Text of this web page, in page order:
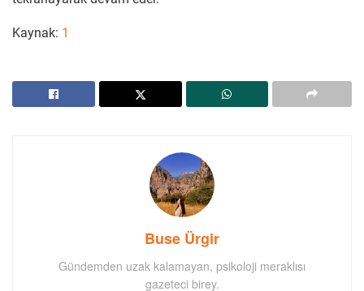
Kaynak: 1
Buse Ürgir
Gündemden uzak kalamayan, psikoloji meraklısı
gazeteci birey.